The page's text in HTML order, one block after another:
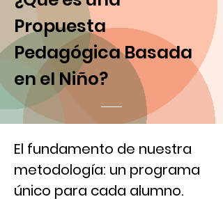
Propuesta
Pedagógica Basada
en el Niño?
El fundamento de nuestra
metodología: un programa
único para cada alumno.